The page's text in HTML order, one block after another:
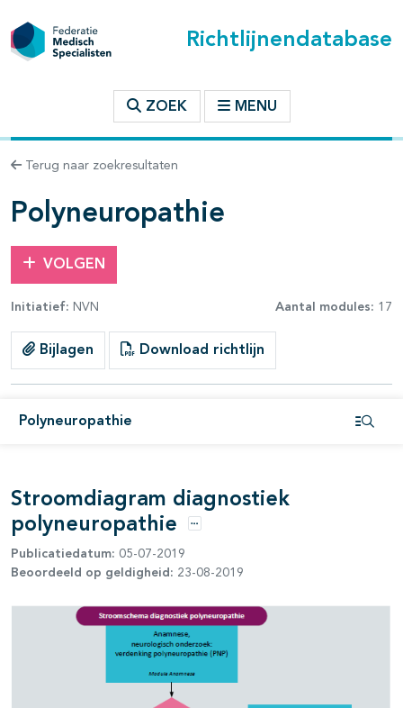
Richtlijnendatabase
ZOEK MENU
Terug naar zoekresultaten
Polyneuropathie
VOLGEN
Initiatief: NVN Aantal modules: 17
Bijlagen Download richtlijn
Polyneuropathie
binnen deze richtlijn
open- en dichtklappen
open- en dichtklappen
open- en dichtklappen
Stroomdiagram diagnostiek
polyneuropathie
Opties
Publicatiedatum: 05-07-2019
Beoordeeld op geldigheid: 23-08-2019